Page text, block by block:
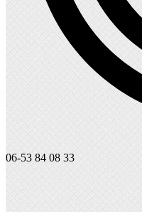
06-53 84 08 33